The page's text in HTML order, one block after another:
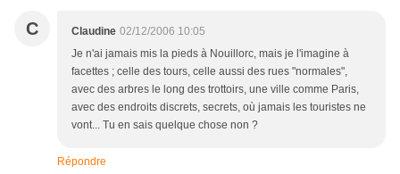
C Claudine 02/12/2006 10:05
Je n'ai jamais mis la pieds à Nouillorc, mais je l'imagine à
facettes ; celle des tours, celle aussi des rues "normales",
avec des arbres le long des trottoirs, une ville comme Paris,
avec des endroits discrets, secrets, où jamais les touristes ne
vont... Tu en sais quelque chose non ?
Répondre